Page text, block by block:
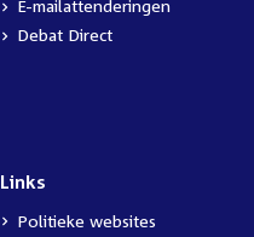
E-mailattenderingen
Debat Direct
Links
Politieke websites